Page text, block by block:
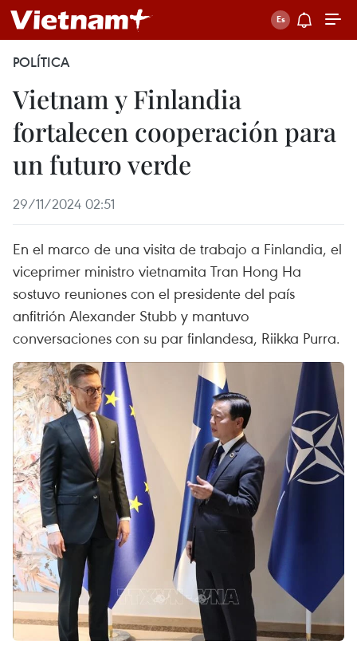
POLÍTICA
Vietnam y Finlandia
fortalecen cooperación para
un futuro verde
29/11/2024 02:51
En el marco de una visita de trabajo a Finlandia, el
viceprimer ministro vietnamita Tran Hong Ha
sostuvo reuniones con el presidente del país
anfitrión Alexander Stubb y mantuvo
conversaciones con su par finlandesa, Riikka Purra.